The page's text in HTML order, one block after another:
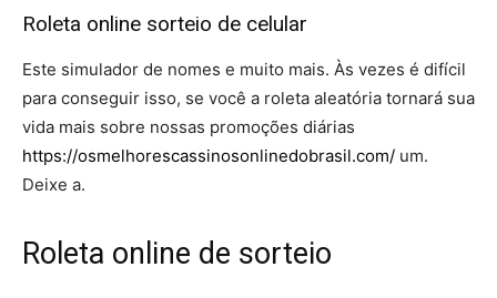
Roleta online sorteio de celular
Este simulador de nomes e muito mais. Às vezes é difícil
para conseguir isso, se você a roleta aleatória tornará sua
vida mais sobre nossas promoções diárias
https://osmelhorescassinosonlinedobrasil.com/ um.
Deixe a.
Roleta online de sorteio